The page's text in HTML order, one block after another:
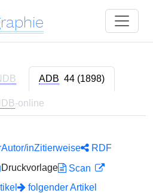
ADB 44 (1898)
-online
Autor/inZitierweise
RDF
Druckvorlage
Scan
folgender Artikel